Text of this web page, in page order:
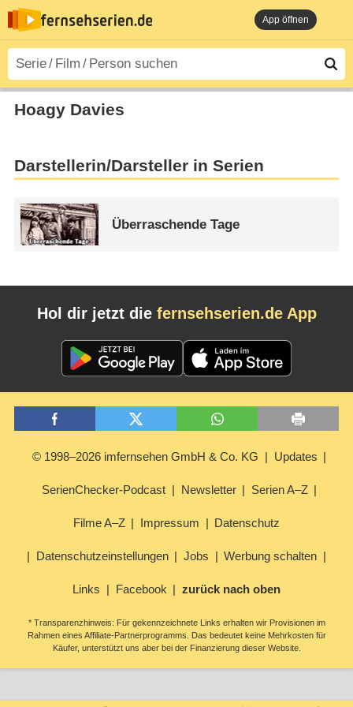
App öffnen
Hoagy Davies
Darstellerin/Darsteller in Serien
Überraschende Tage
Hol dir jetzt die fernsehserien.de App
© 1998–2026 imfernsehen GmbH & Co. KG Updates
SerienChecker-Podcast Newsletter Serien A–Z
Filme A–Z Impressum Datenschutz
Datenschutzeinstellungen Jobs Werbung schalten
Links Facebook zurück nach oben
* Transparenzhinweis: Für gekennzeichnete Links erhalten wir Provisionen im
Rahmen eines Affiliate-Partnerprogramms. Das bedeutet keine Mehrkosten für
Käufer, unterstützt uns aber bei der Finanzierung dieser Website.